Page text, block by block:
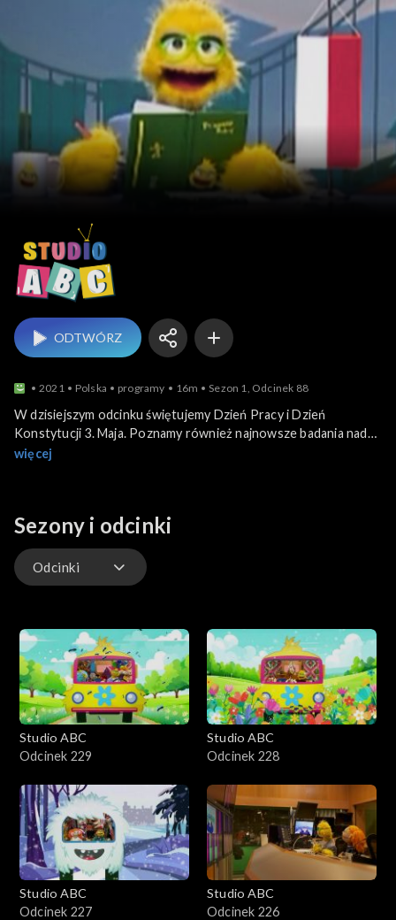
Studio ABC
ODTWÓRZ
2021 Polska programy 16m Sezon 1, Odcinek 88
W dzisiejszym odcinku świętujemy Dzień Pracy i Dzień
Konstytucji 3. Maja. Poznamy również najnowsze badania nad
zwyczajami srok oraz przekonamy się jaki jest prawdziwy kolor
więcej
Sezony i odcinki
Odcinki
Studio ABC
Odcinek 229
Studio ABC
Odcinek 228
Studio ABC
Odcinek 227
Studio ABC
Odcinek 226